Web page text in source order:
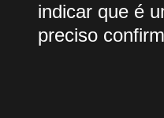
indicar que é
preciso